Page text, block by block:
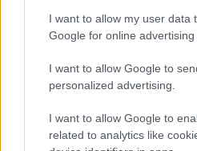
I want to allow my user data
Google for online advertising
I want to allow Google to
personalized advertising.
I want to allow Google to
related to analytics like
Kortyok